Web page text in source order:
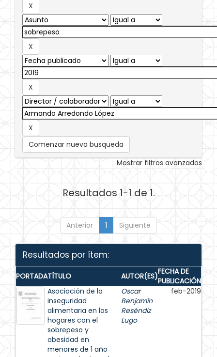
Comenzar nueva busqueda
Mostrar filtros avanzados
Resultados 1-1 de 1.
Anterior 1 Siguiente
Resultados por ítem:
PORTADATÍTULO AUTOR(ES)FECHA DE
PUBLICACIÓN
Asociación de la
inseguridad
alimentaria en los
hogares con el
sobrepeso y
obesidad en
menores de 1 año
Oscar
Benjamín
Reséndiz
Lugo
feb-2019